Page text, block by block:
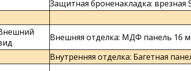
Защитная броненакладка: врезная
Внешняя отделка: МДФ панель 16
Внутренняя отделка: Багетная